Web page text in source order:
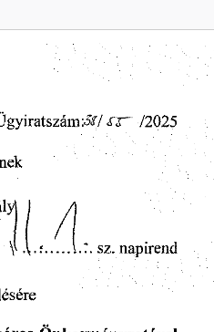
<EF~ 72025
sz. napirend